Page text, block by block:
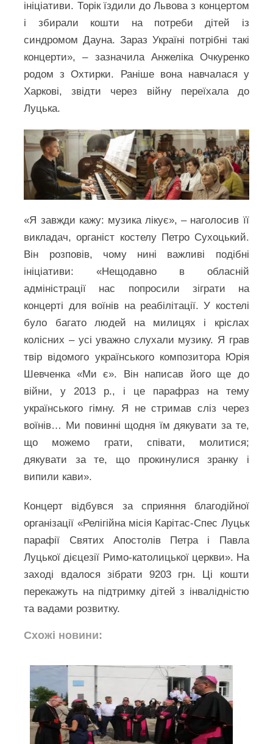
ініціативи. Торік їздили до Львова з концертом
і збирали кошти на потреби дітей із
синдромом Дауна. Зараз Україні потрібні такі
концерти», – зазначила Анжеліка Очкуренко
родом з Охтирки. Раніше вона навчалася у
Харкові, звідти через війну переїхала до
Луцька.
«Я завжди кажу: музика лікує», – наголосив її
викладач, органіст костелу Петро Сухоцький.
Він розповів, чому нині важливі подібні
ініціативи: «Нещодавно в обласній
адміністрації нас попросили зіграти на
концерті для воїнів на реабілітації. У костелі
було багато людей на милицях і кріслах
колісних – усі уважно слухали музику. Я грав
твір відомого українського композитора Юрія
Шевченка «Ми є». Він написав його ще до
війни, у 2013 р., і це парафраз на тему
українського гімну. Я не стримав сліз через
воїнів… Ми повинні щодня їм дякувати за те,
що можемо грати, співати, молитися;
дякувати за те, що прокинулися зранку і
випили кави».
Концерт відбувся за сприяння благодійної
організації «Релігійна місія Карітас-Спес Луцьк
парафії Святих Апостолів Петра і Павла
Луцької дієцезії Римо-католицької церкви». На
заході вдалося зібрати 9203 грн. Ці кошти
перекажуть на підтримку дітей з інвалідністю
та вадами розвитку.
Схожі новини: